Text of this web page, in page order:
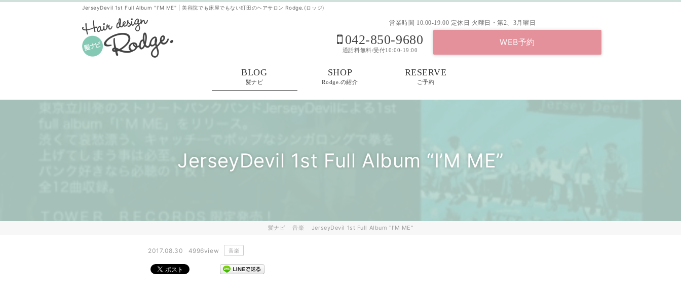
JerseyDevil 1st Full Album "I'M ME" | 美容院でも床屋でもない町田のヘアサロン Rodge.(ロッジ)
営業時間 10:00-19:00 定休日 火曜日・第2、3月曜日
042-850-9680
通話料無料/受付10:00-19:00
WEB予約
BLOG
髪ナビ
SHOP
Rodge.の紹介
RESERVE
ご予約
JerseyDevil 1st Full Album “I’M ME”
髪ナビ 音楽 JerseyDevil 1st Full Album "I'M ME"
2017.08.30 4996view 音楽